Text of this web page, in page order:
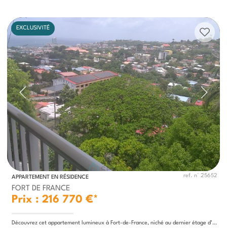
EXCLUSIVITÉ
APPARTEMENT EN RÉSIDENCE ref. n° 25652
FORT DE FRANCE
Prix : 216 770 €*
Découvrez cet appartement lumineux à Fort-de-France, niché au dernier étage d’un immeuble offrant une vue imprenable sur...